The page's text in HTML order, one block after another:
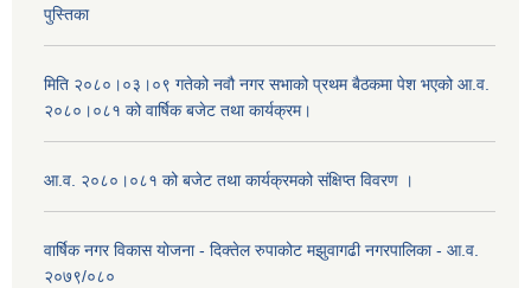
पुस्तिका
मिति २०८०।०३।०९ गतेको नवौ नगर सभाको प्रथम बैठकमा पेश भएको आ.व.
२०८०।०८१ को वार्षिक बजेट तथा कार्यक्रम।
आ.व. २०८०।०८१ को बजेट तथा कार्यक्रमको संक्षिप्त विवरण ।
वार्षिक नगर विकास योजना - दिक्तेल रुपाकोट मझुवागढी नगरपालिका - आ.व.
२०७९/०८०